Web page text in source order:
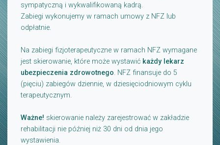
sympatyczną i wykwalifikowaną kadrą.
Zabiegi wykonujemy w ramach umowy z NFZ lub
odpłatnie.
Na zabiegi fizjoterapeutyczne w ramach NFZ wymagane
jest skierowanie, które może wystawić każdy lekarz
ubezpieczenia zdrowotnego. NFZ finansuje do 5
(pięciu) zabiegów dziennie, w dziesięciodniowym cyklu
terapeutycznym.
Ważne! skierowanie należy zarejestrować w zakładzie
rehabilitacji nie później niż 30 dni od dnia jego
wystawienia.